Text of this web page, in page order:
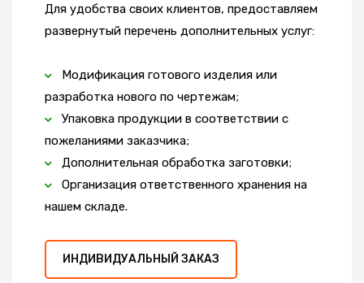
Для удобства своих клиентов, предоставляем
развернутый перечень дополнительных услуг:
Модификация готового изделия или
разработка нового по чертежам;
Упаковка продукции в соответствии с
пожеланиями заказчика;
Дополнительная обработка заготовки;
Организация ответственного хранения на
нашем складе.
ИНДИВИДУАЛЬНЫЙ ЗАКАЗ